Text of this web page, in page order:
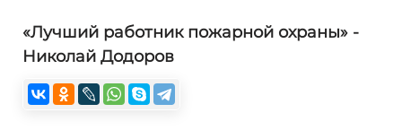
«Лучший работник пожарной охраны» -
Николай Додоров